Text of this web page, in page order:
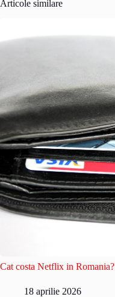
Articole similare
Cat costa Netflix in Romania?
18 aprilie 2026